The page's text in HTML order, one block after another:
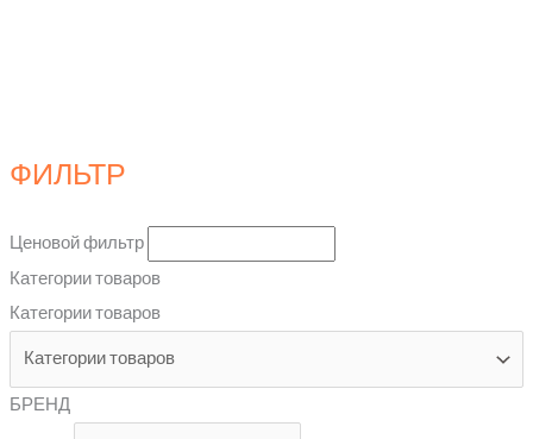
ФИЛЬТР
Ценовой фильтр
Категории товаров
Категории товаров
БРЕНД